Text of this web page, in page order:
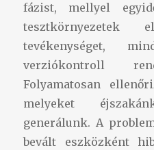
fázist, mellyel
tesztkörnyezetek
tevékenységet,
verziókontroll
Folyamatosan
melyeket
generálunk. A
bevált eszközként